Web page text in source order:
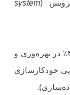
(
system
– آمار و ارقام (پیش‌بینی‌شده): بهبود ۲۰–۴۰٪ در بهره‌وری و
خودکارسازی